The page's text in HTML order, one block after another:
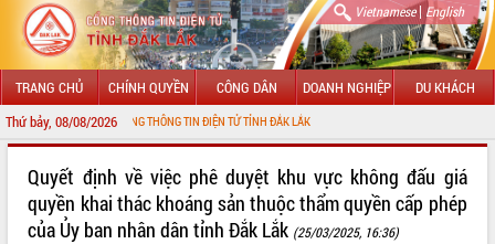
Vietnamese| English
TRANG CHỦ CHÍNH QUYỀN CÔNG DÂN DOANH NGHIỆP DU KHÁCH
Thứ bảy, 08/08/2026
ĐẾN VỚI CỔNG THÔNG TIN ĐIỆN TỬ TỈNH ĐẮK LẮK
LÃNH ĐẠO UBND TỈNH
Quyết định về việc phê duyệt khu vực không đấu giá
quyền khai thác khoáng sản thuộc thẩm quyền cấp phép
của Ủy ban nhân dân tỉnh Đắk Lắk (25/03/2025, 16:36)